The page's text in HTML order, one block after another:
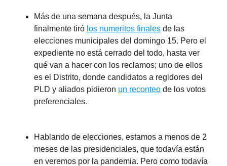
Más de una semana después, la Junta
finalmente tiró los numeritos finales de las
elecciones municipales del domingo 15. Pero el
expediente no está cerrado del todo, hasta ver
qué van a hacer con los reclamos; uno de ellos
es el Distrito, donde candidatos a regidores del
PLD y aliados pidieron un reconteo de los votos
preferenciales.
Hablando de elecciones, estamos a menos de 2
meses de las presidenciales, que todavía están
en veremos por la pandemia. Pero como todavía